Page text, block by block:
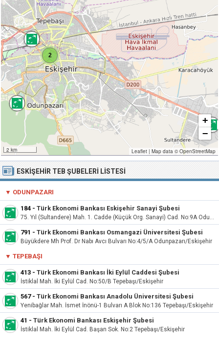
2
2 km
+
−
Leaflet | Map data ©OpenStreetMap
ESKIŞEHIR TEB ŞUBELERI LISTESI
▼ ODUNPAZARI
184 - Türk Ekonomi Bankası Eskişehir Sanayi Şubesi
75. Yıl (Sultandere) Mah. 1. Cadde (Küçük Org. Sanayi) Cad. No:9A Odunpazarı/Eskişehir
791 - Türk Ekonomi Bankası Osmangazi Üniversitesi Şubesi
Büyükdere Mh Prof. Dr Nabı Avcı Bulvarı No:4/5/A Odunpazarı/Eskişehir
▼ TEPEBAŞI
413 - Türk Ekonomi Bankası İki Eylül Caddesi Şubesi
İstiklal Mah. İki Eylül Cad. No:50/B Tepebaşı/Eskişehir
567- Türk Ekonomi Bankası Anadolu Üniversitesi Şubesi
Yenibağlar Mah. İsmet İnönü-1 Bulvarı A Blok No:136 Tepebaşı/Eskişehir
41 - Türk Ekonomi Bankası Eskişehir Şubesi
İstiklal Mah. İki Eylül Cad. Başan Sok. No:2 Tepebaşı/Eskişehir